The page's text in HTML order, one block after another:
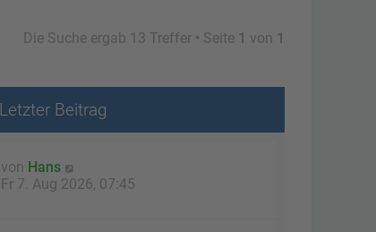
Die Suche ergab 13 Treffer • Seite 1 von 1
Letzter Beitrag
von Hans
Fr 7. Aug 2026, 07:45